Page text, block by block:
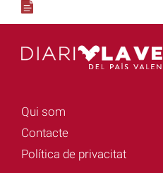
Qui som
Contacte
Política de privacitat